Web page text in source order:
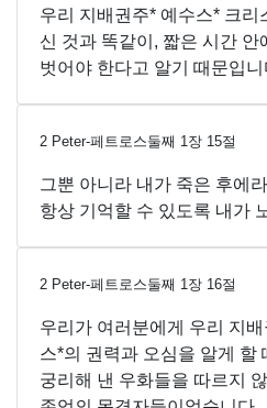
우리 지배권주* 예수스* 크리
신 것과 똑같이, 짧은 시간
벗어야 한다고 알기 때문입니
2 Peter-페트로스둘째 1장 15절
그뿐 아니라 내가 죽은 후에
항상 기억할 수 있도록 내가
2 Peter-페트로스둘째 1장 16절
우리가 여러분에게 우리 지
스*의 권력과 오심을 알게 할
궁리해 낸 우화들을 따르지